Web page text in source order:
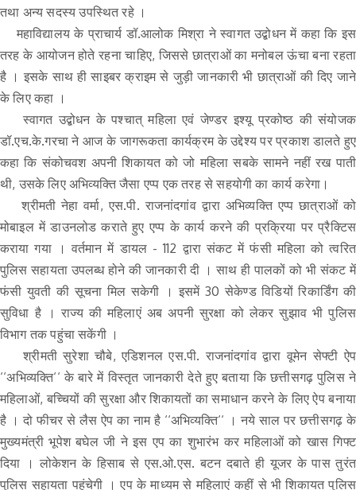
तथा अन्य सदस्य उपस्थित रहे ।
महाविद्यालय के प्राचार्य डॉ.आलोक मिश्रा ने स्वागत उद्बोधन में कहा कि इस
तरह के आयोजन होते रहना चाहिए, जिससे छात्राओं का मनोबल ऊंचा बना रहता
है । इसके साथ ही साइबर क्राइम से जुड़ी जानकारी भी छात्राओं की दिए जाने
के लिए कहा ।
स्वागत उद्बोधन के पश्चात् महिला एवं जेण्डर इश्यू प्रकोष्ठ की संयोजक
डॉ.एच.के.गरचा ने आज के जागरूकता कार्यक्रम के उद्देश्य पर प्रकाश डालते हुए
कहा कि संकोचवश अपनी शिकायत को जो महिला सबके सामने नहीं रख पाती
थी, उसके लिए अभिव्यक्ति जैसा एप्प एक तरह से सहयोगी का कार्य करेगा।
श्रीमती नेहा वर्मा, एस.पी. राजनांदगांव द्वारा अभिव्यक्ति एप्प छात्राओं को
मोबाइल में डाउनलोड कराते हुए एप्प के कार्य करने की प्रक्रिया पर प्रैक्टिस
कराया गया । वर्तमान में डायल - 112 द्वारा संकट में फंसी महिला को त्वरित
पुलिस सहायता उपलब्ध होने की जानकारी दी । साथ ही पालकों को भी संकट में
फंसी युवती की सूचना मिल सकेगी । इसमें 30 सेकेण्ड विडियों रिकार्डिंग की
सुविधा है । राज्य की महिलाएं अब अपनी सुरक्षा को लेकर सुझाव भी पुलिस
विभाग तक पहुंचा सकेंगी ।
श्रीमती सुरेशा चौबे, एडिशनल एस.पी. राजनांदगांव द्वारा वूमेन सेफ्टी ऐप
‘‘अभिव्यक्ति‘‘ के बारे में विस्तृत जानकारी देते हुए बताया कि छत्तीसगढ़ पुलिस ने
महिलाओं, बच्चियों की सुरक्षा और शिकायतों का समाधान करने के लिए ऐप बनाया
है । दो फीचर से लैस ऐप का नाम है ‘‘अभिव्यक्ति‘‘ । नये साल पर छत्तीसगढ़ के
मुख्यमंत्री भूपेश बघेल जी ने इस एप का शुभारंभ कर महिलाओं को खास गिफ्ट
दिया । लोकेशन के हिसाब से एस.ओ.एस. बटन दबाते ही यूजर के पास तुरंत
पुलिस सहायता पहुंचेगी । एप के माध्यम से महिलाएं कहीं से भी शिकायत पुलिस